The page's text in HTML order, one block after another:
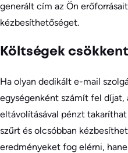
generált cím az Ön
kézbesíthetőséget.
Költségek
Ha olyan dedikált e-mail
egységenként számít fel díjat,
eltávolításával pénzt
szűrt és olcsóbban
eredményeket fog elérni,